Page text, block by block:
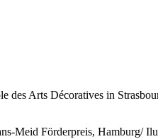
Arts Décoratives in
Meid Förderpreis, Hamburg/